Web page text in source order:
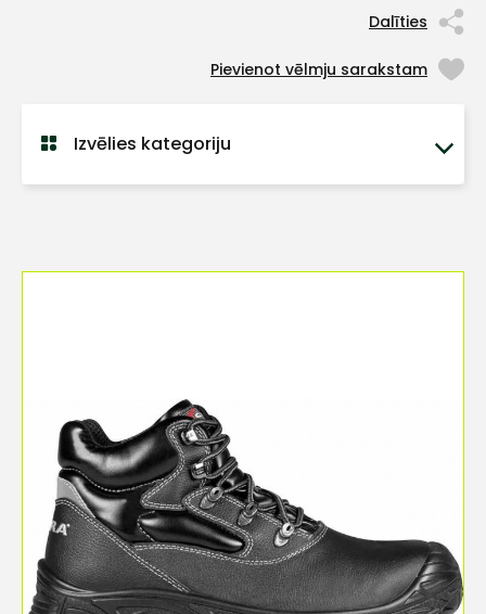
Dalīties
Pievienot vēlmju sarakstam
Izvēlies kategoriju